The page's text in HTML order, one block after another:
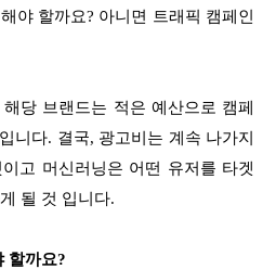
야 할까요? 아니면 트래픽 캠페인
당 브랜드는 적은 예산으로 캠페
니다. 결국, 광고비는 계속 나가지
고 머신러닝은 어떤 유저를 타겟
될 것 입니다.
할까요?